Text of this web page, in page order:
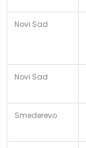
Novi Sad
Novi Sad
Smederevo